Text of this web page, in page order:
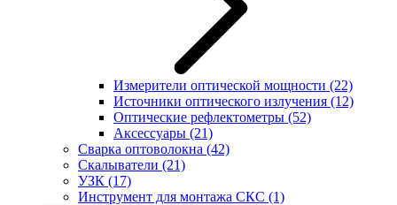
Измерители оптической мощности (22)
Источники оптического излучения (12)
Оптические рефлектометры (52)
Аксессуары (21)
Сварка оптоволокна (42)
Скалыватели (21)
УЗК (17)
Инструмент для монтажа СКС (1)